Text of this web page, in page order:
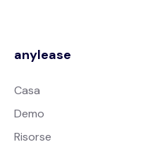
anylease
Casa
Demo
Risorse